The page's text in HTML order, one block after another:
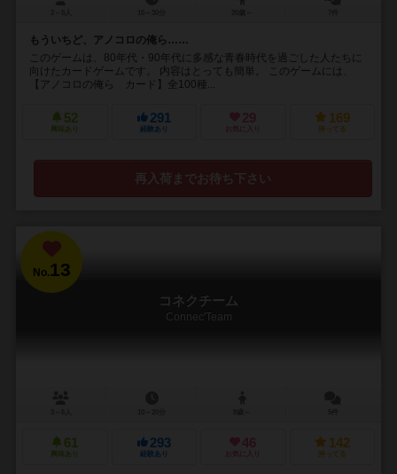
もういちど、アノコロの俺ら……
このゲームは、80年代・90年代に多感な青春時代を過ごした人たちに
向けたカードゲームです。 内容はとっても簡単。 このゲームには、
【アノコロの俺ら カード】全100種...
52
興味あり
291
経験あり
29
お気に入り
169
持ってる
再入荷までお待ち下さい
No.13
コネクチーム
Connec'Team
61
興味あり
293
経験あり
46
お気に入り
142
持ってる